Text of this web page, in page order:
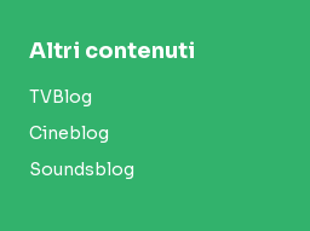
Altri contenuti
TVBlog
Cineblog
Soundsblog